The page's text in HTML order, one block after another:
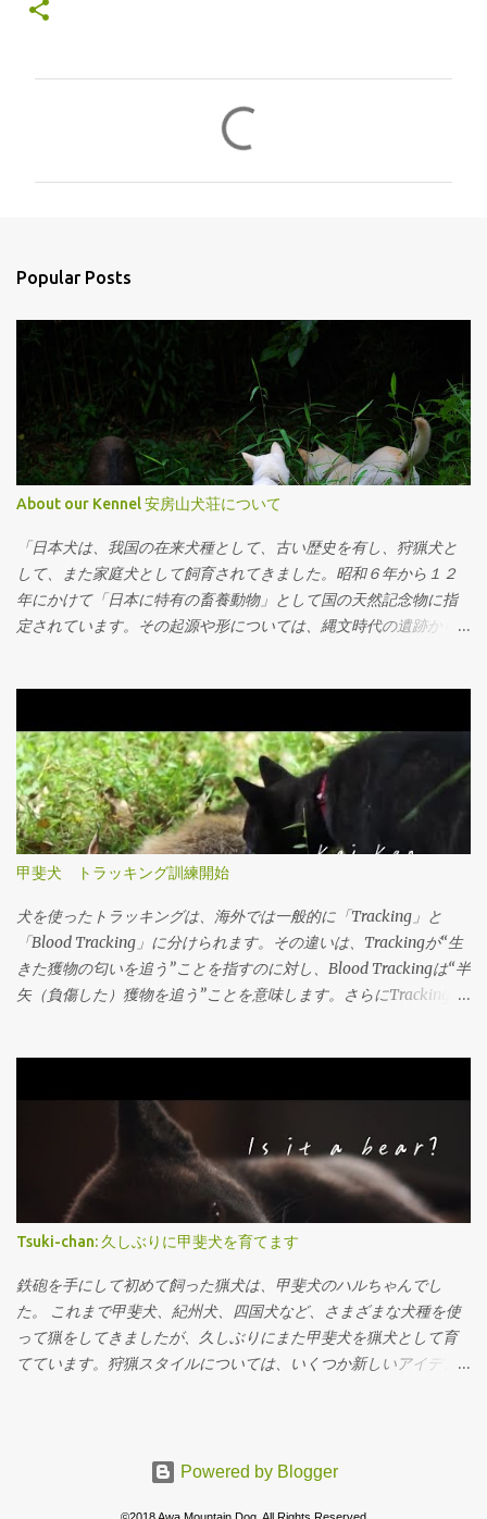
s
Popular Posts
About our Kennel 安房山犬荘について
「日本犬は、我国の在来犬種として、古い歴史を有し、狩猟犬と
して、また家庭犬として飼育されてきました。昭和６年から１２
年にかけて「日本に特有の畜養動物」として国の天然記念物に指
定されています。その起源や形については、縄文時代の遺跡から
犬種が保存され、日本中のあらゆる地域で飼育されるようにな
り、日本人の生活の中に定着しています。」 "The Nihon
Ken, our country's aboriginal canine breed, has a long history as a
hunting dog, and companion. From 1931-1937 these native dogs
were classified by the government as 'Tennenkinenbutsu', national
treasures. From bone fragments and haniwa pottery unearthed
from the Jomon Period, we are able to surmise the roots and the
type of these dogs. Through comparison, we are able to see that
the native dogs have survived for generations without losing their
primitive type. One could say the Nihon Ken is a living cultural
heritage. 6 types have been preserved, and living all throughout
甲斐犬 トラッキング訓練開始
犬を使ったトラッキングは、海外では一般的に「Tracking」と
「Blood Tracking」に分けられます。その違いは、Trackingが“生
きた獲物の匂いを追う”ことを指すのに対し、Blood Trackingは“半
矢（負傷した）獲物を追う”ことを意味します。さらにTrackingを
あまり馴染みがありませんが、特にヨーロッパではBlood Tracking
は大物猟において必須の要素になっています。動物愛護の観点か
ら、半矢の獲物を回収できない、あるいは放置することは違反と
なる場合があるためです。撃った獲物は、最大限の努力をもって
回収することが法律で義務づけられています。 国によっては、ト
ラッキングの資格を持つハンターと犬のチームとの契約がない
と、大物猟を行えない場合もあります。 また、ノルウェーなどで
は車で野生動物を轢いてしまった場合、野生鳥獣管理局へ連絡す
る義務があります。その指示に従い、管理官が現場へ派遣され、
そこで呼ばれるのが「Tracking Team」です。このように野生動物
に対して最大限のリスペクトを払う姿勢は素晴らしいと思います
せん。しかし、こうした高いレベルの訓練を通して、今後の野生
Tsuki-chan: 久しぶりに甲斐犬を育てます
鉄砲を手にして初めて飼った猟犬は、甲斐犬のハルちゃんでし
た。 これまで甲斐犬、紀州犬、四国犬など、さまざまな犬種を使
って猟をしてきましたが、久しぶりにまた甲斐犬を猟犬として育
てています。狩猟スタイルについては、いくつか新しいアイデア
です。日本犬の中でも特に利口で、飼い主にしっかりと合わせて
Powered by Blogger